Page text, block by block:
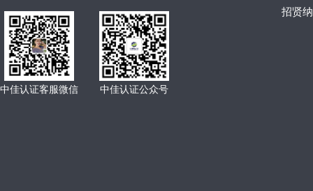
中佳认证客服微信 中佳认证公众号
招贤